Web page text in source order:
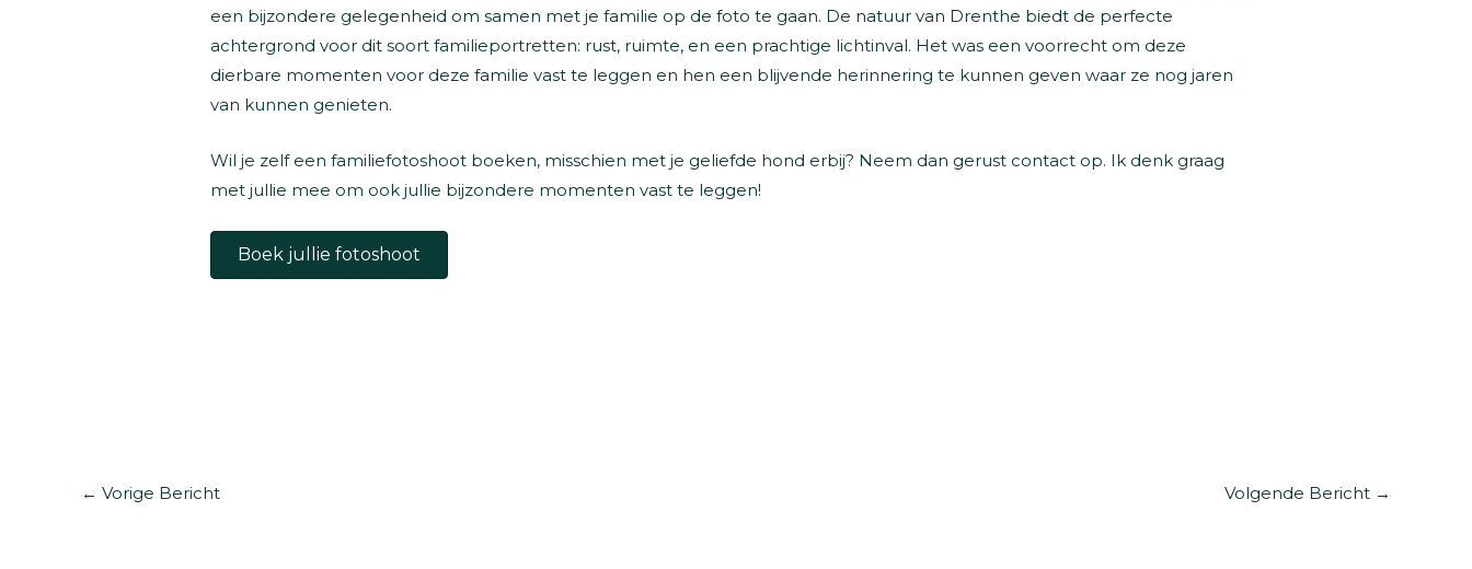
een bijzondere gelegenheid om samen met je familie op de foto te gaan. De natuur van Drenthe biedt de perfecte
achtergrond voor dit soort familieportretten: rust, ruimte, en een prachtige lichtinval. Het was een voorrecht om deze
dierbare momenten voor deze familie vast te leggen en hen een blijvende herinnering te kunnen geven waar ze nog jaren
van kunnen genieten.
Wil je zelf een familiefotoshoot boeken, misschien met je geliefde hond erbij? Neem dan gerust contact op. Ik denk graag
met jullie mee om ook jullie bijzondere momenten vast te leggen!
Boek jullie fotoshoot
← Vorige Bericht Volgende Bericht →